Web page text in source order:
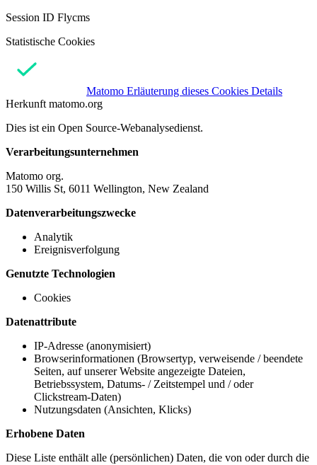
Session ID Flycms
Statistische Cookies
Matomo Erläuterung dieses Cookies Details
Herkunft matomo.org
Dies ist ein Open Source-Webanalysedienst.
Verarbeitungsunternehmen
Matomo org.
150 Willis St, 6011 Wellington, New Zealand
Datenverarbeitungszwecke
Analytik
Ereignisverfolgung
Genutzte Technologien
Cookies
Datenattribute
IP-Adresse (anonymisiert)
Browserinformationen (Browsertyp, verweisende / beendete
Seiten, auf unserer Website angezeigte Dateien,
Betriebssystem, Datums- / Zeitstempel und / oder
Clickstream-Daten)
Nutzungsdaten (Ansichten, Klicks)
Erhobene Daten
Diese Liste enthält alle (persönlichen) Daten, die von oder durch die